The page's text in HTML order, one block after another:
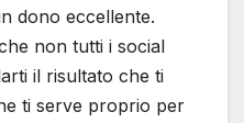
dono eccellente.
non tutti i social
il risultato che ti
ti serve proprio per